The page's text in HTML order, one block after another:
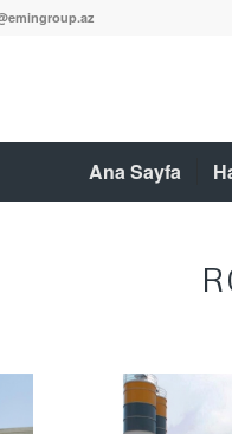
Ana Sayfa